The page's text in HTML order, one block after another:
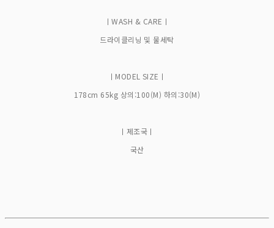
ㅣWASH & CAREㅣ
드라이클리닝 및 물세탁
ㅣMODEL SIZEㅣ
178cm 65kg 상의:100(M) 하의:30(M)
ㅣ제조국ㅣ
국산